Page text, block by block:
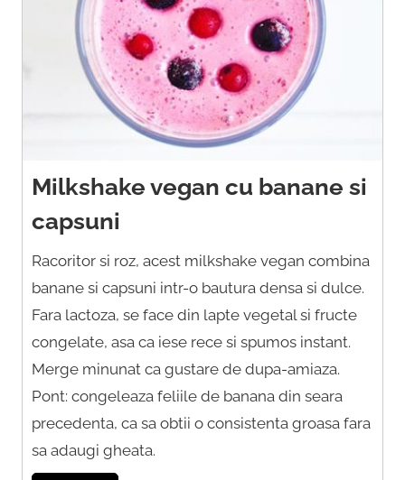
Milkshake vegan cu banane si
capsuni
Racoritor si roz, acest milkshake vegan combina
banane si capsuni intr-o bautura densa si dulce.
Fara lactoza, se face din lapte vegetal si fructe
congelate, asa ca iese rece si spumos instant.
Merge minunat ca gustare de dupa-amiaza.
Pont: congeleaza feliile de banana din seara
precedenta, ca sa obtii o consistenta groasa fara
sa adaugi gheata.